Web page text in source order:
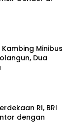
Minibus
Dua
RI, BRI
dengan